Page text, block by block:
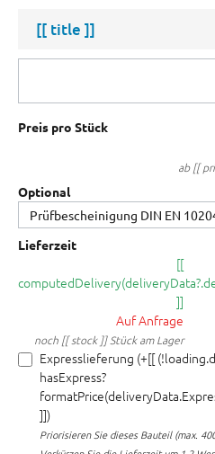
[[ title ]]
Preis pro Stück
ab [[
Optional
Lieferzeit
[[
]]
Auf Anfrage
noch [[ stock ]] Stück am Lager
Expresslieferung (+[[
hasExpress?
]])
Priorisieren Sie dieses Bauteil (max.